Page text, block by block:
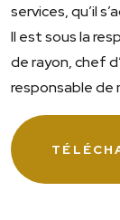
services, qu’il
Il est sous la
de rayon, chef
responsable de